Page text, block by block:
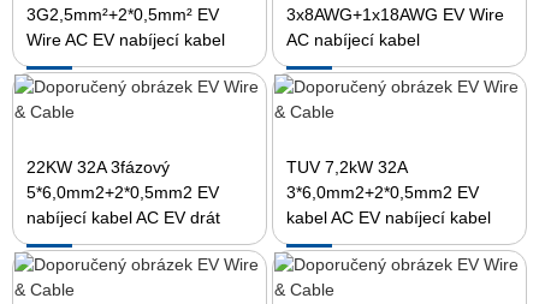
3G2,5mm²+2*0,5mm² EV
Wire AC EV nabíjecí kabel
3x8AWG+1x18AWG EV Wire
AC nabíjecí kabel
22KW 32A 3fázový
5*6,0mm2+2*0,5mm2 EV
nabíjecí kabel AC EV drát
TUV 7,2kW 32A
3*6,0mm2+2*0,5mm2 EV
kabel AC EV nabíjecí kabel